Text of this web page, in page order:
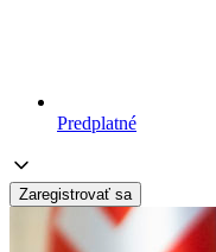
Predplatné
Zaregistrovať sa